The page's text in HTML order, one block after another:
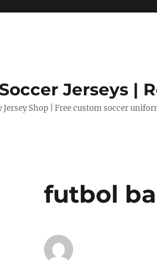
Jerseys |
Jersey Shop | Free custom soccer
futbol